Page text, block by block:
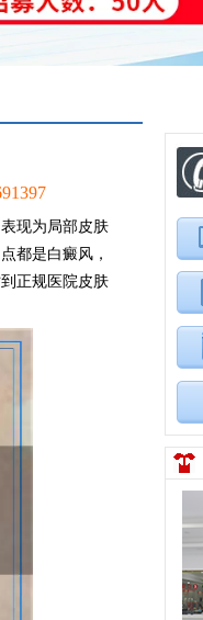
现为局部皮肤
都是白癜风，
正规医院皮肤